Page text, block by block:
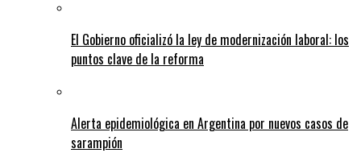
El Gobierno oficializó la ley de modernización laboral: los
puntos clave de la reforma
Alerta epidemiológica en Argentina por nuevos casos de
sarampión